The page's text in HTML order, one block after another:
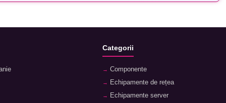
Categorii
Componente
Echipamente de rețea
Echipamente server